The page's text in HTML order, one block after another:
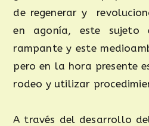
de regenerar y
en agonía, este sujeto
rampante y este
pero en la hora presente
rodeo y utilizar
A través del desarrollo